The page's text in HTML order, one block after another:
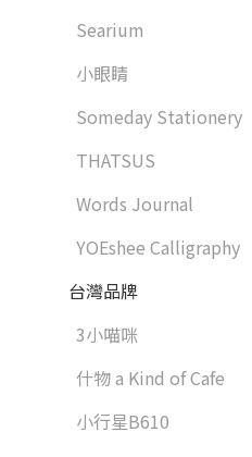
Searium
小眼睛
Someday Stationery
THATSUS
Words Journal
YOEshee Calligraphy
台灣品牌
3小喵咪
什物 a Kind of Cafe
小行星B610